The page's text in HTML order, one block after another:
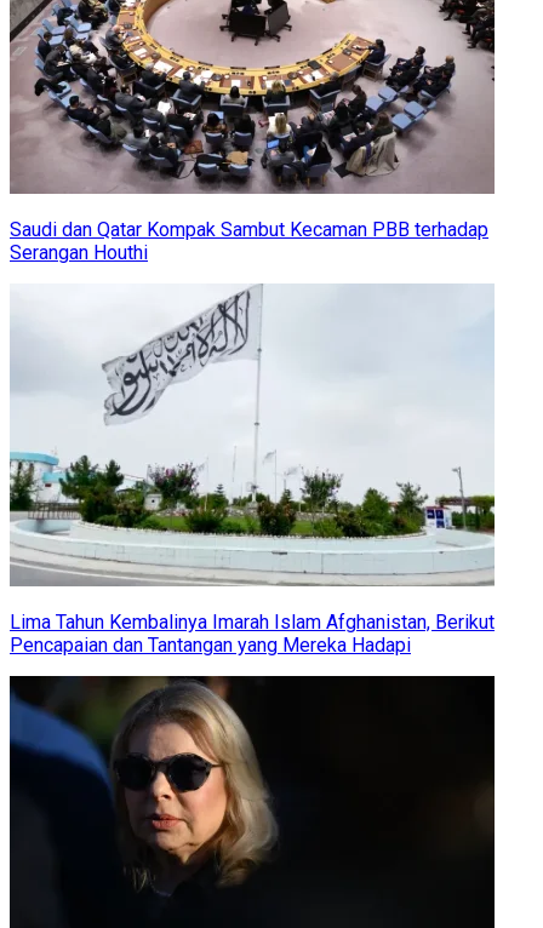
Saudi dan Qatar Kompak Sambut Kecaman PBB terhadap
Serangan Houthi
Lima Tahun Kembalinya Imarah Islam Afghanistan, Berikut
Pencapaian dan Tantangan yang Mereka Hadapi